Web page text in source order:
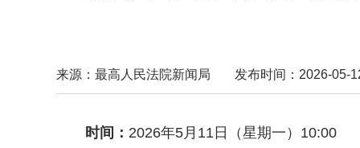
来源：最高人民法院新闻局 发布时间：2026-05-
时间： 2026年5月11日（星期一）10:00